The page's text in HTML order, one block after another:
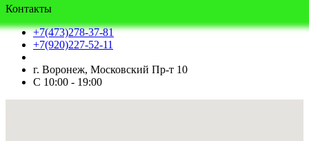
Контакты
+7(473)278-37-81
+7(920)227-52-11
г. Воронеж, Московский Пр-т 10
С 10:00 - 19:00